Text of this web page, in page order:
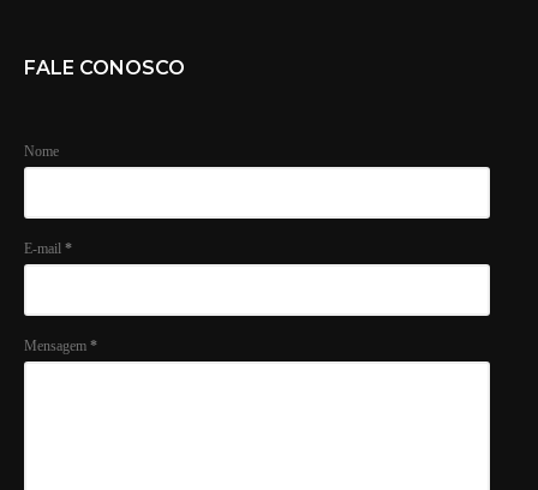
FALE CONOSCO
Nome
E-mail *
Mensagem *